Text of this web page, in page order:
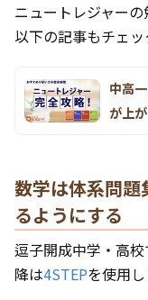
ニュートレジャー
以下の記事もチェッ
中高
が上
数学は体系問題
るようにする
逗子開成中学・高
降は4STEPを使用し